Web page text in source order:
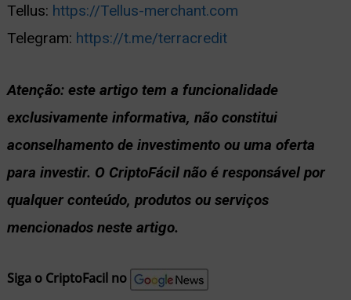
Tellus: https://Tellus-merchant.com
Telegram: https://t.me/terracredit
Atenção: este artigo tem a funcionalidade
exclusivamente informativa, não constitui
aconselhamento de investimento ou uma oferta
para investir. O CriptoFácil não é responsável por
qualquer conteúdo, produtos ou serviços
mencionados neste artigo.
Siga o CriptoFacil no